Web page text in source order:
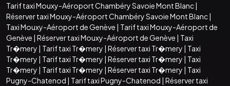
Tarif taxi Mouxy-Aéroport Chambéry Savoie Mont Blanc|
Réserver taxi Mouxy-Aéroport Chambéry Savoie Mont Blanc|
Taxi Mouxy-Aéroport de Genève | Tarif taxi Mouxy-Aéroport de
Genève | Réserver taxi Mouxy-Aéroport de Genève | Taxi
Tr�mery | Tarif taxi Tr�mery | Réserver taxi Tr�mery | Taxi
Tr�mery | Tarif taxi Tr�mery | Réserver taxi Tr�mery | Taxi
Tr�mery | Tarif taxi Tr�mery | Réserver taxi Tr�mery | Taxi
Pugny-Chatenod | Tarif taxi Pugny-Chatenod | Réserver taxi